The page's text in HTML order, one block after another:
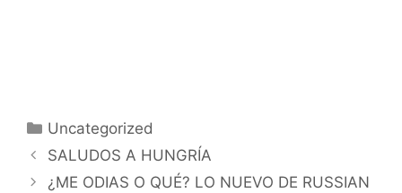
Categorías
Uncategorized
SALUDOS A HUNGRÍA
¿ME ODIAS O QUÉ? LO NUEVO DE RUSSIAN